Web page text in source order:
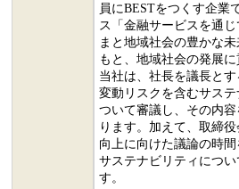
員にBESTをつくす企業
ス「金融サービスを通
まと地域社会の豊かな
もと、地域社会の発展に
当社は、社長を議長と
変動リスクを含むサス
ついて審議し、その内
ります。加えて、取締
向上に向けた議論の時
サステナビリティにつ
す。